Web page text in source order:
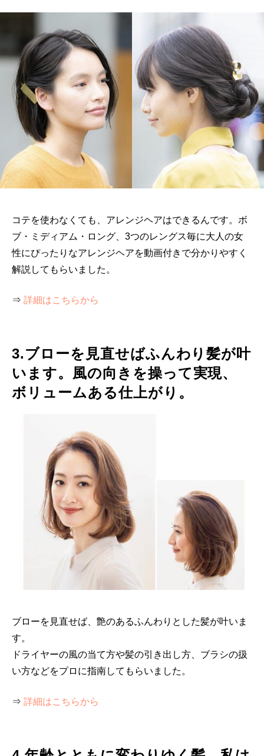
コテを使わなくても、アレンジヘアはできるんです。ボ
ブ・ミディアム・ロング、3つのレングス毎に大人の女
性にぴったりなアレンジヘアを動画付きで分かりやすく
解説してもらいました。
⇒ 詳細はこちらから
3.ブローを見直せばふんわり髪が叶
います。風の向きを操って実現、
ボリュームある仕上がり。
ブローを見直せば、艶のあるふんわりとした髪が叶いま
す。
ドライヤーの風の当て方や髪の引き出し方、ブラシの扱
い方などをプロに指南してもらいました。
⇒ 詳細はこちらから